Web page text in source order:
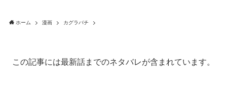
ホーム 漫画 カグラバチ
この記事には最新話までのネタバレが含まれています。